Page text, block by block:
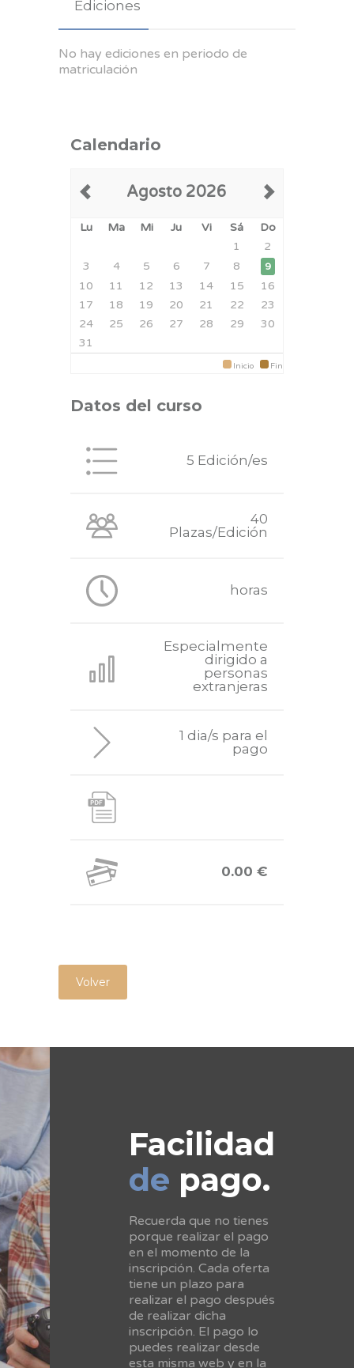
Ediciones
No hay ediciones en periodo de
matriculación
Calendario
Agosto 2026
Lu Ma Mi Ju Vi Sá
Do
1
2
3
4 5 6 7 8 9
10 11 12 13 14 15
16
17
18 19 20 21 22
23
24
25 26 27 28 29
30
31
Inicio Fin
Datos del curso
5 Edición/es
40
Plazas/Edición
horas
Especialmente
dirigido a
personas
extranjeras
1 dia/s para el
pago
0.00 €
Volver
Facilidad
de pago.
Recuerda que no tienes
porque realizar el pago
en el momento de la
inscripción. Cada oferta
tiene un plazo para
realizar el pago después
de realizar dicha
inscripción. El pago lo
puedes realizar desde
esta misma web y en la